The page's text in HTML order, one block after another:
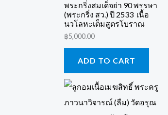
พระกริ่งสมเด็จย่า 90 พรรษา
(พระกริ่ง สว.) ปี 2533 เนื้อ
นวโลหะเต็มสูตรโบราณ
฿5,000.00
ADD TO CART